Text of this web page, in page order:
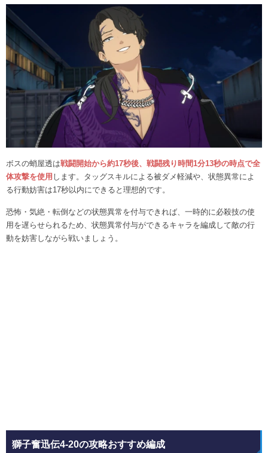
ボスの蛸屋透は戦闘開始から約17秒後、戦闘残り時間1分13秒の時点で全
体攻撃を使用 します。タッグスキルによる被ダメ軽減や、状態異常によ
る行動妨害は17秒以内にできると理想的です。
恐怖・気絶・転倒などの状態異常を付与できれば、一時的に必殺技の使
用を遅らせられるため、状態異常付与ができるキャラを編成して敵の行
動を妨害しながら戦いましょう。
獅子奮迅伝4-20の攻略おすすめ編成